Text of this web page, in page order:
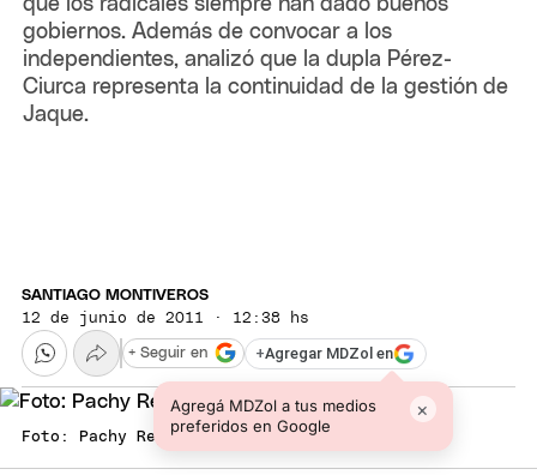
gobiernos. Además de convocar a los
independientes, analizó que la dupla Pérez-
Ciurca representa la continuidad de la gestión de
Jaque.
SANTIAGO MONTIVEROS
12 de junio de 2011 · 12:38 hs
+Agregar MDZol en
Agregá MDZol a tus medios
preferidos en Google
×
+ Seguir en
Foto: Pachy Reynoso/MDZ